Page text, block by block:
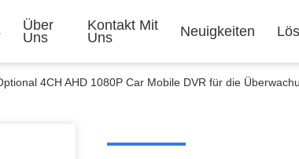
Über
Uns
Kontakt Mit
Uns
Neuigkeiten
4CH AHD 1080P Car Mobile DVR für die